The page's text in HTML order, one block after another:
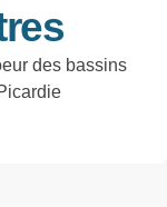
des bassins